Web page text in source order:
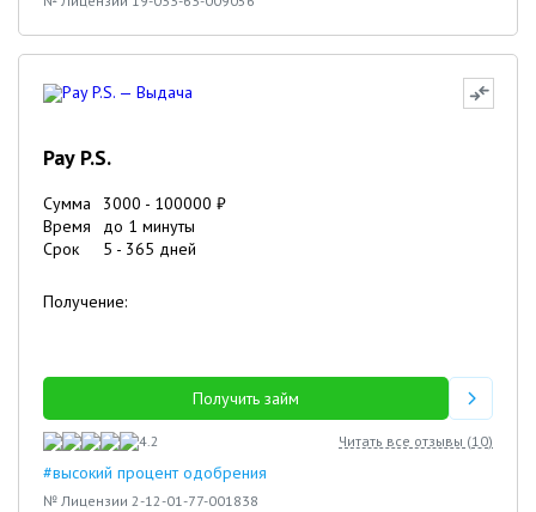
Pay P.S.
Сумма 3000 - 100000 ₽
Время
до 1 минуты
Срок
5 - 365 дней
Получение:
Получить займ
4.2 Читать все отзывы (10)
#высокий процент одобрения
№ Лицензии 2-12-01-77-001838